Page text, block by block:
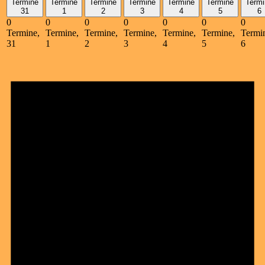
Termine
31
0
Termine,
31
Termine
1
0
Termine,
1
Termine
2
0
Termine,
2
Termine
3
0
Termine,
3
Termine
4
0
Termine,
4
Termine
5
0
Termine,
5
6
0
6